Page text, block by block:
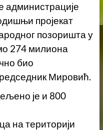
администрације
пројекат
позоришта у
274 милиона
био
Мировић.
је и 800
на територији